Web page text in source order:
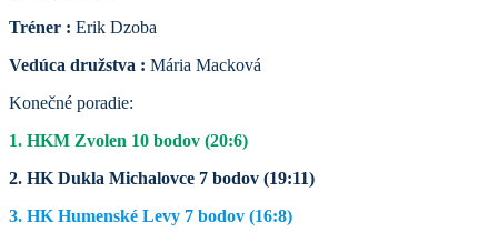
Tréner : Erik Dzoba
Vedúca družstva : Mária Macková
Konečné poradie:
1. HKM Zvolen 10 bodov (20:6)
2. HK Dukla Michalovce 7 bodov (19:11)
3. HK Humenské Levy 7 bodov (16:8)